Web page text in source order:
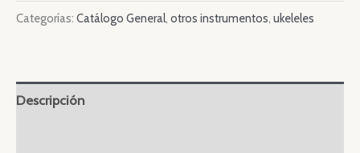
Categorías: Catálogo General, otros instrumentos, ukeleles
Descripción